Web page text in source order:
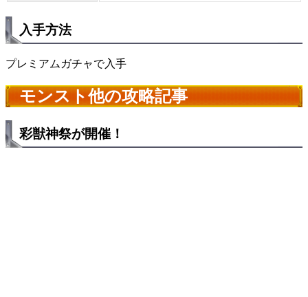
入手方法
プレミアムガチャで入手
モンスト他の攻略記事
彩獣神祭が開催！